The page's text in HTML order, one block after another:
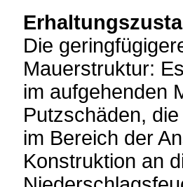
Die
Mauerstruktur:
im aufgehenden
Putzschäden,
im Bereich der
Konstruktion an